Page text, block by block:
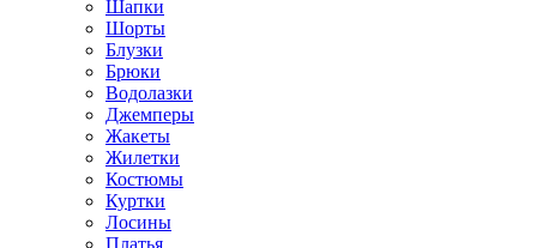
Шапки
Шорты
Блузки
Брюки
Водолазки
Джемперы
Жакеты
Жилетки
Костюмы
Куртки
Лосины
Платья